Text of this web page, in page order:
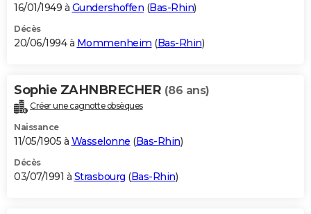
16/01/1949 à Gundershoffen (Bas-Rhin)
Décès
20/06/1994 à Mommenheim (Bas-Rhin)
Sophie ZAHNBRECHER (86 ans)
Créer une cagnotte obsèques
Naissance
11/05/1905 à Wasselonne (Bas-Rhin)
Décès
03/07/1991 à Strasbourg (Bas-Rhin)